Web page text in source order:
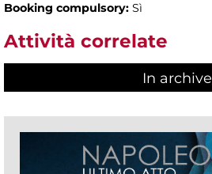
Booking compulsory: Sì
Attività correlate
In archive